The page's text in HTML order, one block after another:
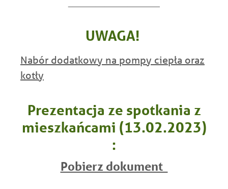
UWAGA!
Nabór dodatkowy na pompy ciepła oraz
kotły
Prezentacja ze spotkania z
mieszkańcami (13.02.2023)
:
Pobierz dokument